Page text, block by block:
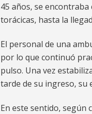
45 años, se
torácicas, hasta la
El personal de una
por lo que continuó
pulso. Una vez
tarde de su ingreso, su
En este sentido, según